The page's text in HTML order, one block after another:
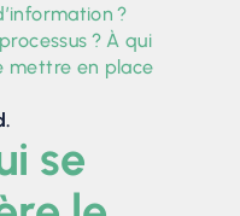
?
? À qui
mettre en place
se